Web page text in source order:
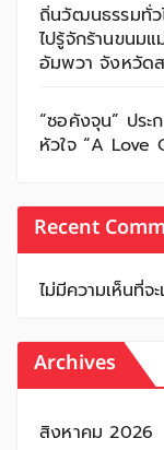
ถิ่นวัฒนธรรมทั่
ไปรู้จักร้านขนม
อัมพวา จังหวัด
“ซอคังจุน” ประ
หัวใจ “A Love
Recent
ไม่มีความเห็นที่จ
Archives
สิงหาคม 2026